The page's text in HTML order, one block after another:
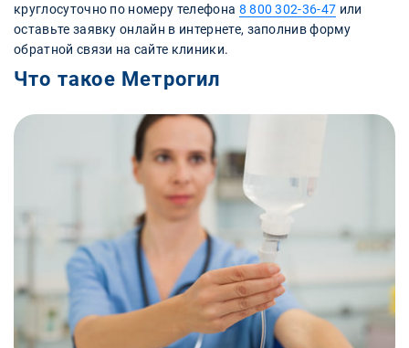
круглосуточно по номеру телефона 8 800 302-36-47 или
оставьте заявку онлайн в интернете, заполнив форму
обратной связи на сайте клиники.
Что такое Метрогил